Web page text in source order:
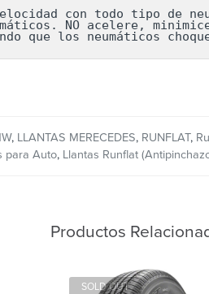
con todo tipo de
NO acelere,
que los neumáticos
, LLANTAS MERECEDES, RUNFLAT,
para Auto, Llantas Runflat
Productos
SOLD OUT